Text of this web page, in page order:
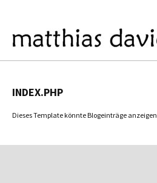
INDEX.PHP
Dieses Template könnte Blogeinträge